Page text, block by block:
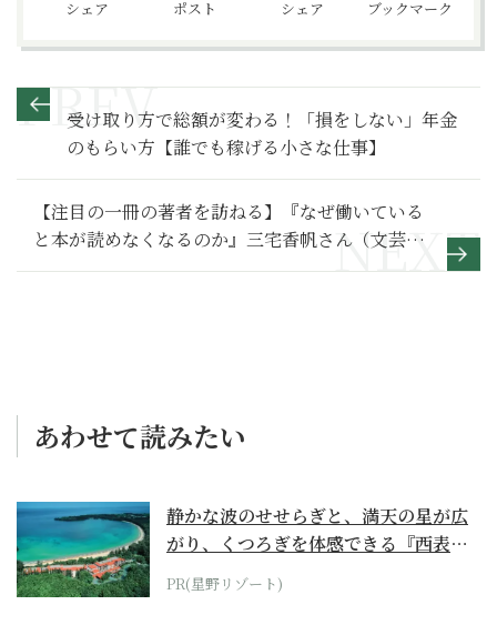
シェア ポスト シェア ブックマーク
受け取り方で総額が変わる！「損をしない」年金
のもらい方【誰でも稼げる小さな仕事】
【注目の一冊の著者を訪ねる】『なぜ働いている
と本が読めなくなるのか』三宅香帆さん（文芸評
論家）
あわせて読みたい
静かな波のせせらぎと、満天の星が広
がり、くつろぎを体感できる『西表島
ホテル by...
PR(星野リゾート)